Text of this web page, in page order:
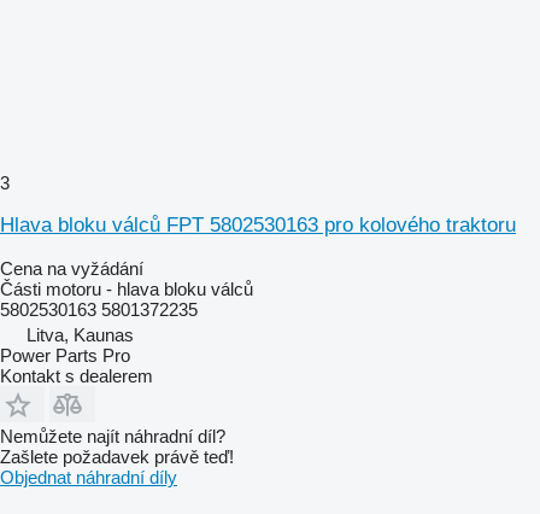
3
Hlava bloku válců FPT 5802530163 pro kolového traktoru
Cena na vyžádání
Části motoru - hlava bloku válců
5802530163 5801372235
Litva, Kaunas
Power Parts Pro
Kontakt s dealerem
Nemůžete najít náhradní díl?
Zašlete požadavek právě teď!
Objednat náhradní díly